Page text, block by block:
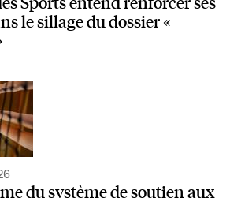
le sillage du dossier «
du système de soutien aux